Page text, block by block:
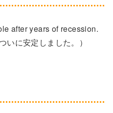
after years of recession.
いに安定しました。）